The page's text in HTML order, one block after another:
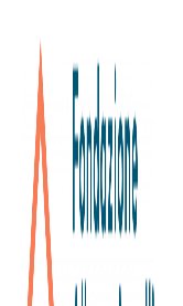
13/10/2025
Dicono di noi